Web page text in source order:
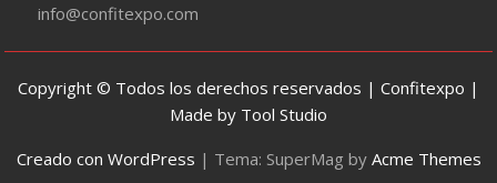
info@confitexpo.com
Copyright © Todos los derechos reservados | Confitexpo |
Made by Tool Studio
Creado con WordPress | Tema: SuperMag by Acme Themes